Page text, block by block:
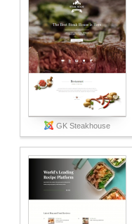
GK Steakhouse